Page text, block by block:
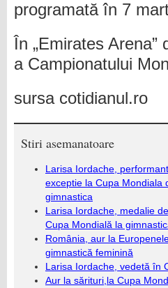
programată în 7
În „Emirates
a Campionatului
sursa cotidianul.ro
Stiri asemanatoare
Larisa Iordache,
exceptie la Cupa Mondiala
gimnastica
Larisa Iordache, medalie
Cupa Mondială la
România, aur la
gimnastică feminină
Larisa Iordache, vedetă în
Aur la sărituri,la Cupa